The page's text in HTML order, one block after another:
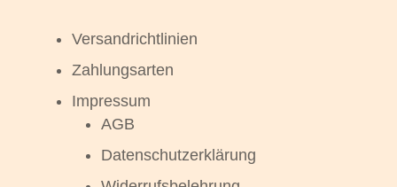
Versandrichtlinien
Zahlungsarten
Impressum
AGB
Datenschutzerklärung